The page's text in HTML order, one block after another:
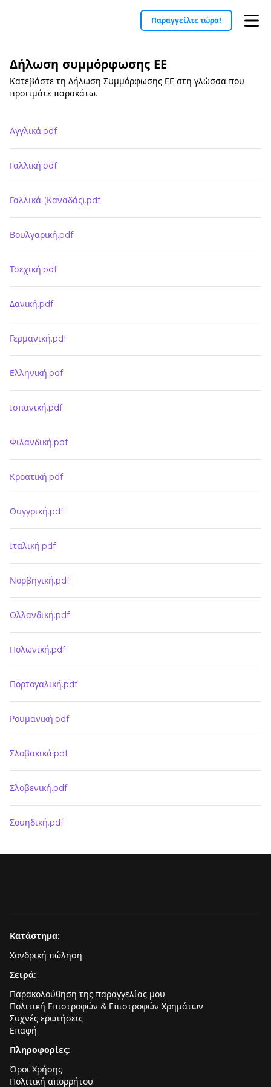
Παραγγείλτε τώρα!
Δήλωση συμμόρφωσης ΕΕ
Κατεβάστε τη Δήλωση Συμμόρφωσης ΕΕ στη γλώσσα που
προτιμάτε παρακάτω.
Αγγλικά.pdf
Γαλλική.pdf
Γαλλικά (Καναδάς).pdf
Βουλγαρική.pdf
Τσεχική.pdf
Δανική.pdf
Γερμανική.pdf
Ελληνική.pdf
Ισπανική.pdf
Φιλανδική.pdf
Κροατική.pdf
Ουγγρική.pdf
Ιταλική.pdf
Νορβηγική.pdf
Ολλανδική.pdf
Πολωνική.pdf
Πορτογαλική.pdf
Ρουμανική.pdf
Σλοβακικά.pdf
Σλοβενική.pdf
Σουηδική.pdf
Κατάστημα:
Χονδρική πώληση
Σειρά:
Παρακολούθηση της παραγγελίας μου
Πολιτική Επιστροφών & Επιστροφών Χρημάτων
Συχνές ερωτήσεις
Επαφή
Πληροφορίες:
Όροι Χρήσης
Πολιτική απορρήτου